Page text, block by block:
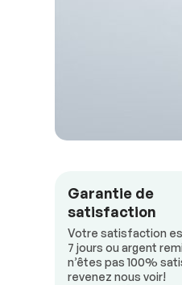
Garantie de
satisfaction
Votre satisfaction
7 jours ou argent
n’êtes pas 100%
revenez nous voir!